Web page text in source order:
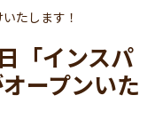
たします！
「インスパ
ープンいた